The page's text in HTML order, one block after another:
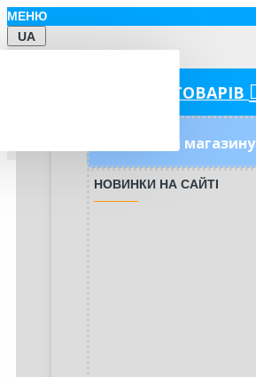
МЕНЮ
UA
КАТЕГОРІЇ ТОВАРІВ
Новинки магазину
НОВИНКИ НА САЙТІ